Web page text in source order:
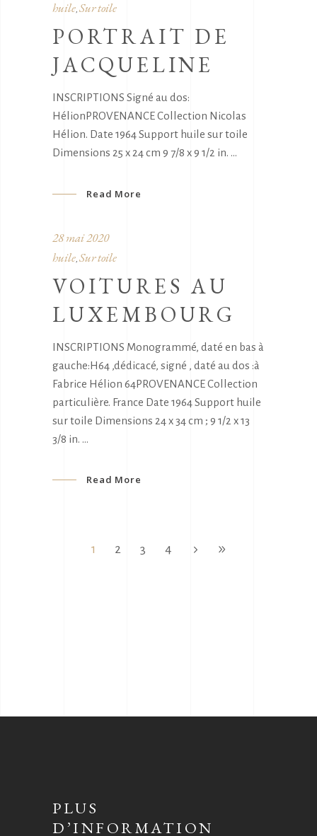
huile, Sur toile
PORTRAIT DE
JACQUELINE
INSCRIPTIONS Signé au dos:
HélionPROVENANCE Collection Nicolas
Hélion. Date 1964 Support huile sur toile
Dimensions 25 x 24 cm 9 7/8 x 9 1/2 in.
Read More
28 mai 2020
huile, Sur toile
VOITURES AU
LUXEMBOURG
INSCRIPTIONS Monogrammé, daté en bas à
gauche:H64 ,dédicacé, signé , daté au dos :à
Fabrice Hélion 64PROVENANCE Collection
particulière. France Date 1964 Support huile
sur toile Dimensions 24 x 34 cm ; 9 1/2 x 13
3/8 in.
Read More
1 2 3 4
PLUS
D’INFORMATION